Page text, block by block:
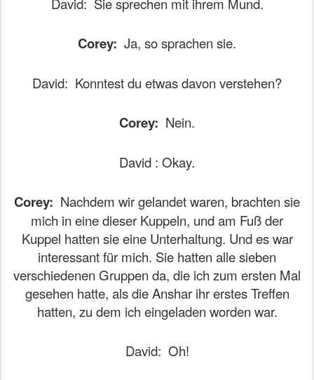
David: Sie sprechen mit ihrem Mund.
Corey: Ja, so sprachen sie.
David: Konntest du etwas davon verstehen?
Corey: Nein.
David : Okay.
Corey: Nachdem wir gelandet waren, brachten sie
mich in eine dieser Kuppeln, und am Fuß der
Kuppel hatten sie eine Unterhaltung. Und es war
interessant für mich. Sie hatten alle sieben
verschiedenen Gruppen da, die ich zum ersten Mal
gesehen hatte, als die Anshar ihr erstes Treffen
hatten, zu dem ich eingeladen worden war.
David: Oh!